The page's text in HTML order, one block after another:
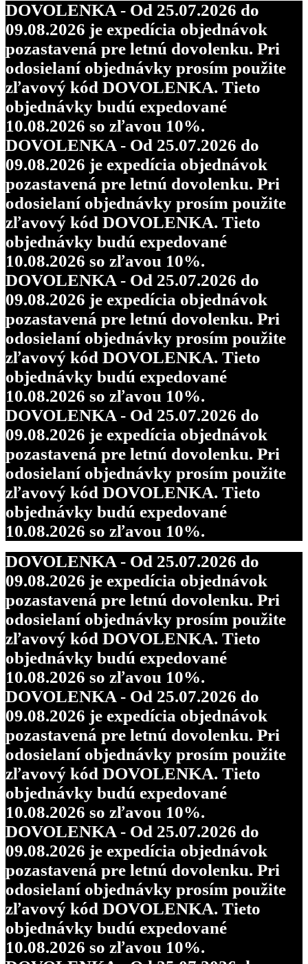
DOVOLENKA - Od 25.07.2026 do
09.08.2026 je expedícia objednávok
pozastavená pre letnú dovolenku. Pri
odosielaní objednávky prosím použite
zľavový kód DOVOLENKA. Tieto
objednávky budú expedované
10.08.2026 so zľavou 10%.
DOVOLENKA - Od 25.07.2026 do
09.08.2026 je expedícia objednávok
pozastavená pre letnú dovolenku. Pri
odosielaní objednávky prosím použite
zľavový kód DOVOLENKA. Tieto
objednávky budú expedované
10.08.2026 so zľavou 10%.
DOVOLENKA - Od 25.07.2026 do
09.08.2026 je expedícia objednávok
pozastavená pre letnú dovolenku. Pri
odosielaní objednávky prosím použite
zľavový kód DOVOLENKA. Tieto
objednávky budú expedované
10.08.2026 so zľavou 10%.
DOVOLENKA - Od 25.07.2026 do
09.08.2026 je expedícia objednávok
pozastavená pre letnú dovolenku. Pri
odosielaní objednávky prosím použite
zľavový kód DOVOLENKA. Tieto
objednávky budú expedované
10.08.2026 so zľavou 10%.
DOVOLENKA - Od 25.07.2026 do
09.08.2026 je expedícia objednávok
pozastavená pre letnú dovolenku. Pri
odosielaní objednávky prosím použite
zľavový kód DOVOLENKA. Tieto
objednávky budú expedované
10.08.2026 so zľavou 10%.
DOVOLENKA - Od 25.07.2026 do
09.08.2026 je expedícia objednávok
pozastavená pre letnú dovolenku. Pri
odosielaní objednávky prosím použite
zľavový kód DOVOLENKA. Tieto
objednávky budú expedované
10.08.2026 so zľavou 10%.
DOVOLENKA - Od 25.07.2026 do
09.08.2026 je expedícia objednávok
pozastavená pre letnú dovolenku. Pri
odosielaní objednávky prosím použite
zľavový kód DOVOLENKA. Tieto
objednávky budú expedované
10.08.2026 so zľavou 10%.